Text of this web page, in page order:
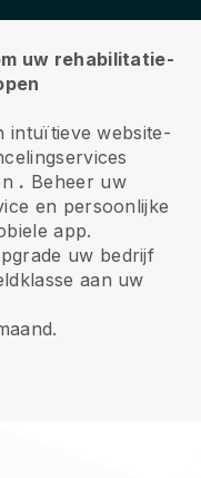
uw rehabilitatie-
intuïtieve website-
. Beheer uw
en persoonlijke
app.
uw bedrijf
aan uw